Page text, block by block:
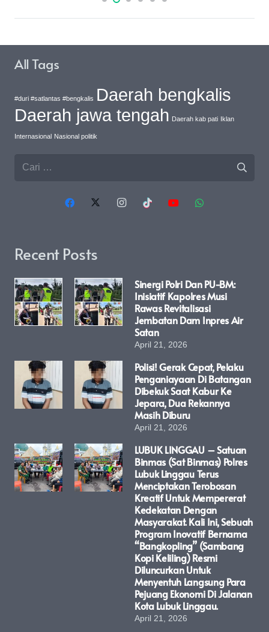
Recent Posts
Sinergi Polri Dan PU-BM:
Inisiatif Kapolres Musi
Rawas Revitalisasi
Jembatan Dam Inpres Air
Satan
April 21, 2026
Polisi! Gerak Cepat, Pelaku
Penganiayaan Di Batangan
Dibekuk Saat Kabur Ke
Jepara, Dua Rekannya
Masih Diburu
April 21, 2026
LUBUK LINGGAU – Satuan
Binmas (Sat Binmas) Polres
Lubuk Linggau Terus
Menciptakan Terobosan
Kreatif Untuk Mempererat
Kedekatan Dengan
Masyarakat. Kali Ini, Sebuah
Program Inovatif Bernama
“Bangkopling” (Sambang
Kopi Keliling) Resmi
Diluncurkan Untuk
Menyentuh Langsung Para
Pejuang Ekonomi Di Jalanan
Kota Lubuk Linggau.
April 21, 2026
All Tags
#duri #satlantas #bengkalis Daerah bengkalis
Daerah jawa tengah Daerah kab pati Iklan
Internasional Nasional politik
Cari